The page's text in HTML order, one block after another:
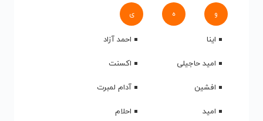
و ه ی
اینا
احمد آزاد
امید حاجیلی
اکسنت
افشین
آدام لمبرت
امید
احلام